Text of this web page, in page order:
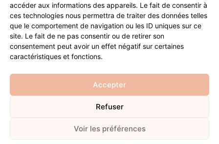
accéder aux informations des appareils. Le fait de consentir à
ces technologies nous permettra de traiter des données telles
que le comportement de navigation ou les ID uniques sur ce
site. Le fait de ne pas consentir ou de retirer son
consentement peut avoir un effet négatif sur certaines
caractéristiques et fonctions.
Accepter
Refuser
Voir les préférences
Contact
20B Grand Rue 68180 Horbourg-Wihr
06 84 93 03 01
contact@valentinepoulain.com
Mentions légales· Politique de confidentialité
Développement